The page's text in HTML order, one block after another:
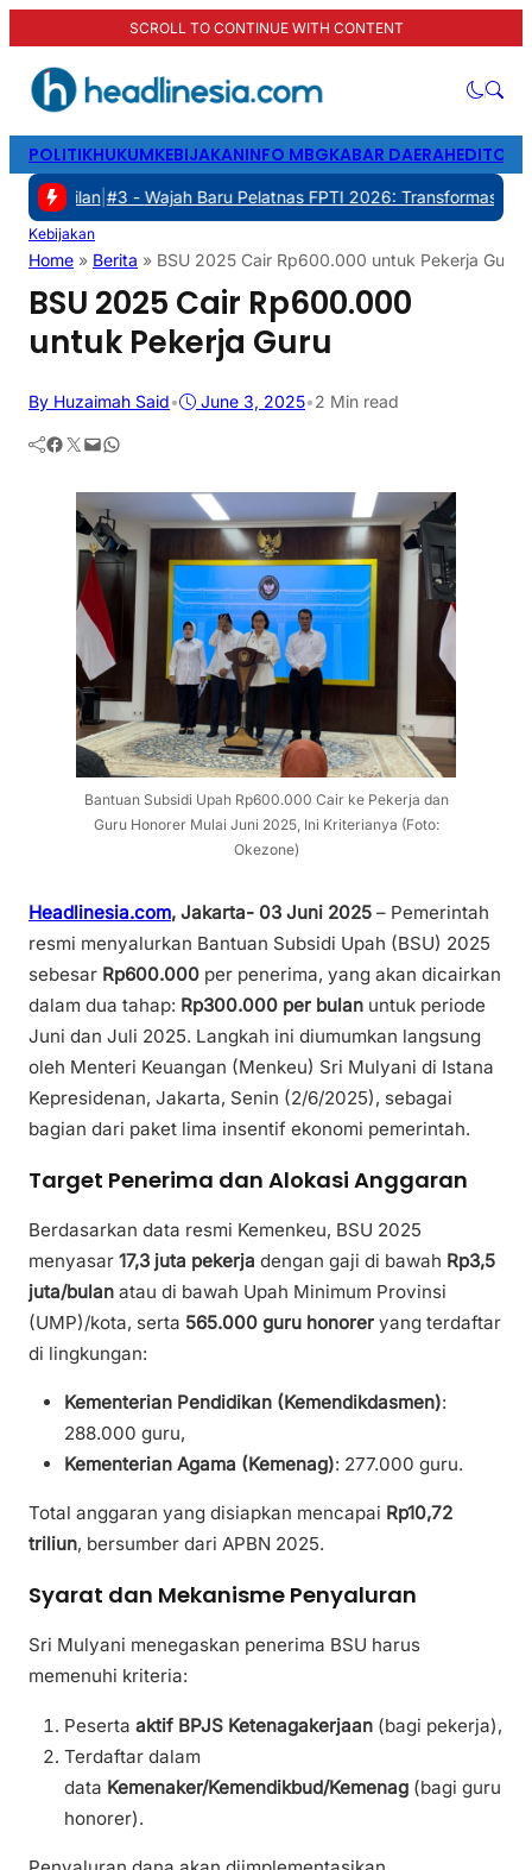
SCROLL TO CONTINUE WITH CONTENT
POLITIKHUKUMKEBIJAKANINFO MBGKABAR DAERAH
#3 - Wajah Baru Pelatnas FPTI 2026: Transformasi
Kebijakan
Home » Berita » BSU 2025 Cair Rp600.000 untuk Pekerja Guru
BSU 2025 Cair Rp600.000
untuk Pekerja Guru
By Huzaimah Said• June 3, 2025•2 Min read
Facebook Twitter Mail WhatsApp
Bantuan Subsidi Upah Rp600.000 Cair ke Pekerja dan
Guru Honorer Mulai Juni 2025, Ini Kriterianya (Foto:
Okezone)
Headlinesia.com, Jakarta- 03 Juni 2025 – Pemerintah
resmi menyalurkan Bantuan Subsidi Upah (BSU) 2025
sebesar Rp600.000 per penerima, yang akan dicairkan
dalam dua tahap: Rp300.000 per bulan untuk periode
Juni dan Juli 2025. Langkah ini diumumkan langsung
oleh Menteri Keuangan (Menkeu) Sri Mulyani di Istana
Kepresidenan, Jakarta, Senin (2/6/2025), sebagai
bagian dari paket lima insentif ekonomi pemerintah.
Target Penerima dan Alokasi Anggaran
Berdasarkan data resmi Kemenkeu, BSU 2025
menyasar 17,3 juta pekerja dengan gaji di bawah Rp3,5
juta/bulan atau di bawah Upah Minimum Provinsi
(UMP)/kota, serta 565.000 guru honorer yang terdaftar
di lingkungan:
Kementerian Pendidikan (Kemendikdasmen):
288.000 guru,
Kementerian Agama (Kemenag): 277.000 guru.
Total anggaran yang disiapkan mencapai Rp10,72
triliun, bersumber dari APBN 2025.
Syarat dan Mekanisme Penyaluran
Sri Mulyani menegaskan penerima BSU harus
memenuhi kriteria:
Peserta aktif BPJS Ketenagakerjaan (bagi pekerja),
Terdaftar dalam
data Kemenaker/Kemendikbud/Kemenag (bagi guru
honorer).